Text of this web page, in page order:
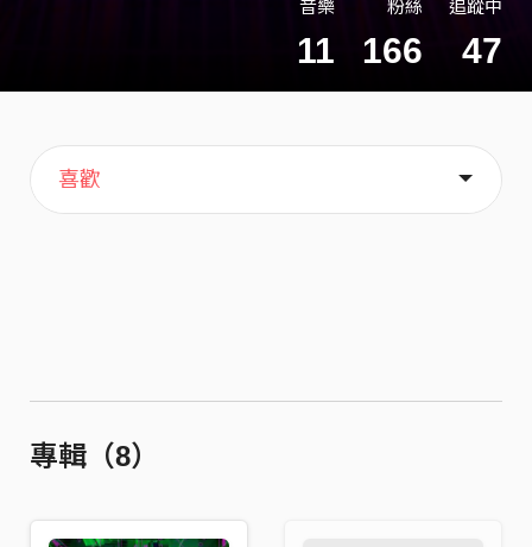
音樂
11
粉絲
166
追蹤中
47
主頁
音樂
喜歡
關於
專輯（8）